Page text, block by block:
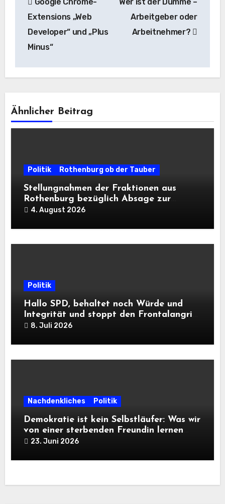
Google Chrome-
Extensions „Web
Developer“ und „Plus
Minus“
Wer ist der Dumme –
Arbeitgeber oder
Arbeitnehmer?
Ähnlicher Beitrag
Politik Rothenburg ob der Tauber
Stellungnahmen der Fraktionen aus
Rothenburg bezüglich Absage zur
Landesausstellung 2028
4. August 2026
Politik
Hallo SPD, behaltet noch Würde und
Integrität und stoppt den Frontalangriff
auf die Informationsfreiheit!
8. Juli 2026
Nachdenkliches Politik
Demokratie ist kein Selbstläufer: Was wir
von einer sterbenden Freundin lernen
müssen
23. Juni 2026